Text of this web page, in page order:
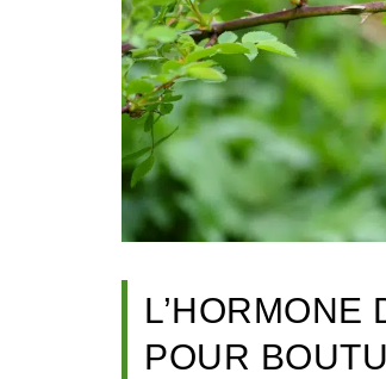
L’HORMONE
POUR